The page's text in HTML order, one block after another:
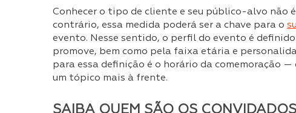
Conhecer o tipo de cliente e seu público-alvo não
contrário, essa medida poderá ser a chave para o
evento. Nesse sentido, o perfil do evento é
promove, bem como pela faixa etária e
para essa definição é o horário da comemoração
um tópico mais à frente.
SAIBA QUEM SÃO OS CONVIDADOS